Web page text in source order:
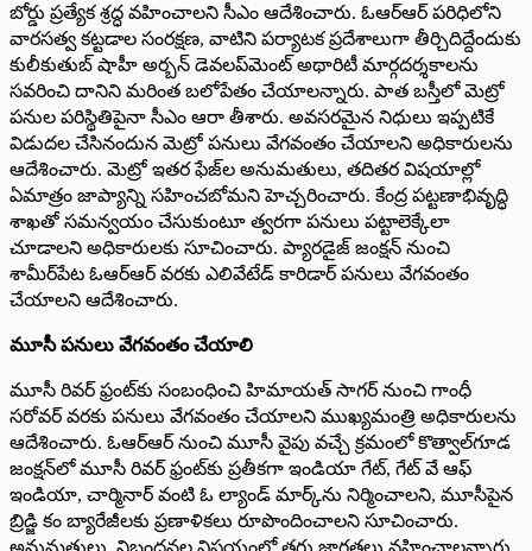
బోర్డు ప్రత్యేక శ్రద్ధ వహించాలని సీఎం ఆదేశించారు. ఓఆర్‌ఆర్‌ పరిధిలోని
వారసత్వ కట్టడాల సంరక్షణ, వాటిని పర్యాటక ప్రదేశాలుగా తీర్చిదిద్దేందుకు
కులీకుతుబ్‌ షాహీ అర్బన్‌ డెవలప్‌మెంట్‌ అథారిటీ మార్గదర్శకాలను
సవరించి దానిని మరింత బలోపేతం చేయాలన్నారు. పాత బస్తీలో మెట్రో
పనుల పరిస్థితిపైనా సీఎం ఆరా తీశారు. అవసరమైన నిధులు ఇప్పటికే
విడుదల చేసినందున మెట్రో పనులు వేగవంతం చేయాలని అధికారులను
ఆదేశించారు. మెట్రో ఇతర ఫేజ్‌ల అనుమతులు, తదితర విషయాల్లో
ఏమాత్రం జాప్యాన్ని సహించబోమని హెచ్చరించారు. కేంద్ర పట్టణాభివృద్ధి
శాఖతో సమన్వయం చేసుకుంటూ త్వరగా పనులు పట్టాలెక్కేలా
చూడాలని అధికారులకు సూచించారు. ప్యారడైజ్‌ జంక్షన్‌ నుంచి
శామీర్‌పేట ఓఆర్‌ఆర్‌ వరకు ఎలివేటేడ్‌ కారిడార్‌ పనులు వేగవంతం
చేయాలని ఆదేశించారు.
మూసీ పనులు వేగవంతం చేయాలి
మూసీ రివర్‌ ఫ్రంట్‌కు సంబంధించి హిమాయత్‌ సాగర్‌ నుంచి గాంధీ
సరోవర్‌ వరకు పనులు వేగవంతం చేయాలని ముఖ్యమంత్రి అధికారులను
ఆదేశించారు. ఓఆర్‌ఆర్‌ నుంచి మూసీ వైపు వచ్చే క్రమంలో కొత్వాల్‌గూడ
జంక్షన్‌లో మూసీ రివర్‌ ఫ్రంట్‌కు ప్రతీకగా ఇండియా గేట్‌, గేట్‌ వే ఆఫ్‌
ఇండియా, చార్మినార్‌ వంటి ఓ ల్యాండ్‌ మార్క్‌ను నిర్మించాలని, మూసీపైన
బ్రిడ్జి కం బ్యారేజీలకు ప్రణాళికలు రూపొందించాలని సూచించారు.
అనుమతులు, నిబంధనల విషయంలో తగు జాగ్రత్తలు వహించాలన్నారు.